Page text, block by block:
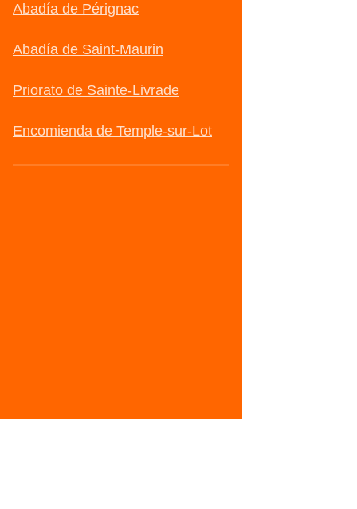
Abadía de Pérignac
Abadía de Saint-Maurin
Priorato de Sainte-Livrade
Encomienda de Temple-sur-Lot